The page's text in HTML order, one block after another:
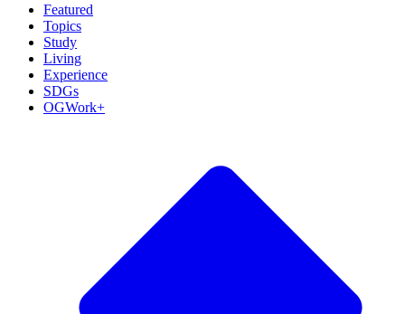
Featured
Topics
Study
Living
Experience
SDGs
OGWork+